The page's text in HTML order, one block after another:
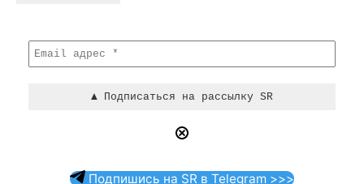
Подпишись на SR в Telegram >>>